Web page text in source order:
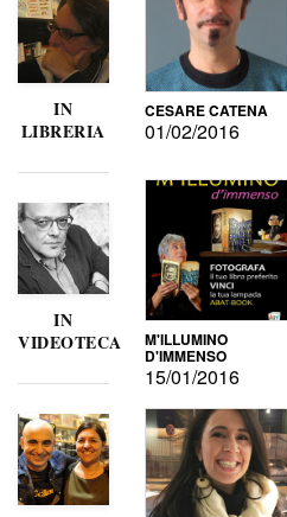
IN
LIBRERIA
IN
VIDEOTECA
CESARE CATENA
01/02/2016
M'ILLUMINO
D'IMMENSO
15/01/2016